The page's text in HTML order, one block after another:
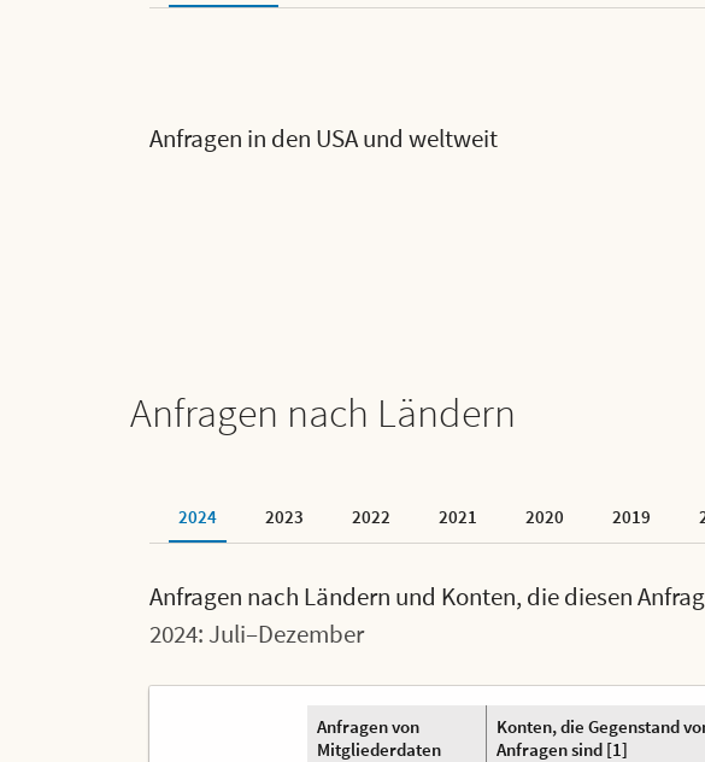
Anfragen in den USA und weltweit
Anfragen nach Ländern
2024 2023 2022 2021 2020 2019
Anfragen nach Ländern und Konten, die diesen
2024: Juli–Dezember
Anfragen von
Mitgliederdaten
Konten, die Gegenstand
Anfragen sind [1]